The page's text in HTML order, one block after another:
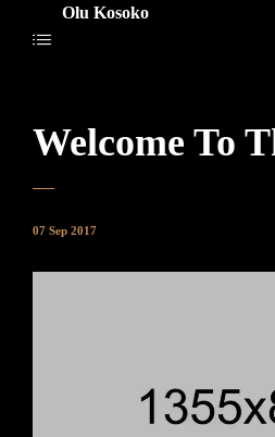
Olu Kosoko
Welcome To
07 Sep 2017